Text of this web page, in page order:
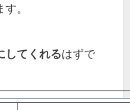
。
してくれるはずで